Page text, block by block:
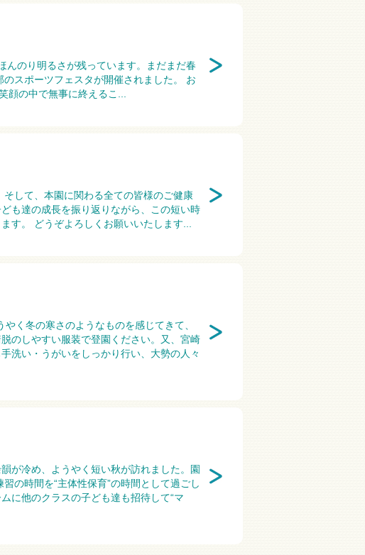
んのり明るさが残っています。まだまだ春
スポーツフェスタが開催されました。 お
顔の中で無事に終えるこ...
して、本園に関わる全ての皆様のご健康
も達の成長を振り返りながら、この短い時
す。 どうぞよろしくお願いいたします...
く冬の寒さのようなものを感じてきて、
のしやすい服装で登園ください。又、宮崎
洗い・うがいをしっかり行い、大勢の人々
が冷め、ようやく短い秋が訪れました。園
の時間を“主体性保育”の時間として過ごし
に他のクラスの子ども達も招待して“マ